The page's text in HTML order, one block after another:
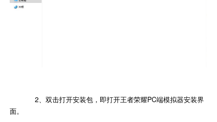
2、双击打开安装包，即打开王者荣耀PC端模拟器安装界
面。